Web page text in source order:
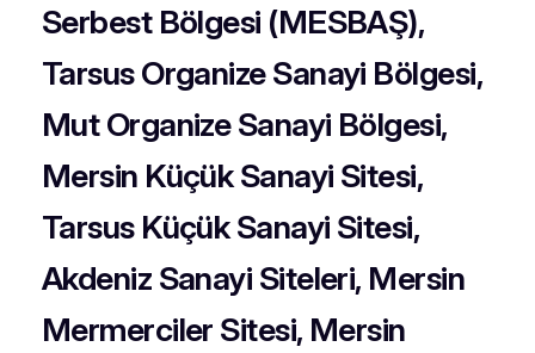
Serbest Bölgesi (MESBAŞ),
Tarsus Organize Sanayi Bölgesi,
Mut Organize Sanayi Bölgesi,
Mersin Küçük Sanayi Sitesi,
Tarsus Küçük Sanayi Sitesi,
Akdeniz Sanayi Siteleri, Mersin
Mermerciler Sitesi, Mersin